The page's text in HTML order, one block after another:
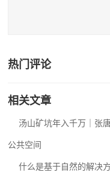
热门评论
相关文章
汤山矿坑年入千万｜张
公共空间
什么是基于自然的解决方